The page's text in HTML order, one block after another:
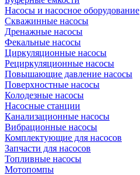
Насосы и насосное оборудование
Скважинные насосы
Дренажные насосы
Фекальные насосы
Циркуляционные насосы
Рециркуляционные насосы
Повышающие давление насосы
Поверхностные насосы
Колодезные насосы
Насосные станции
Канализационные насосы
Вибрационные насосы
Комплектующие для насосов
Запчасти для насосов
Топливные насосы
Мотопомпы